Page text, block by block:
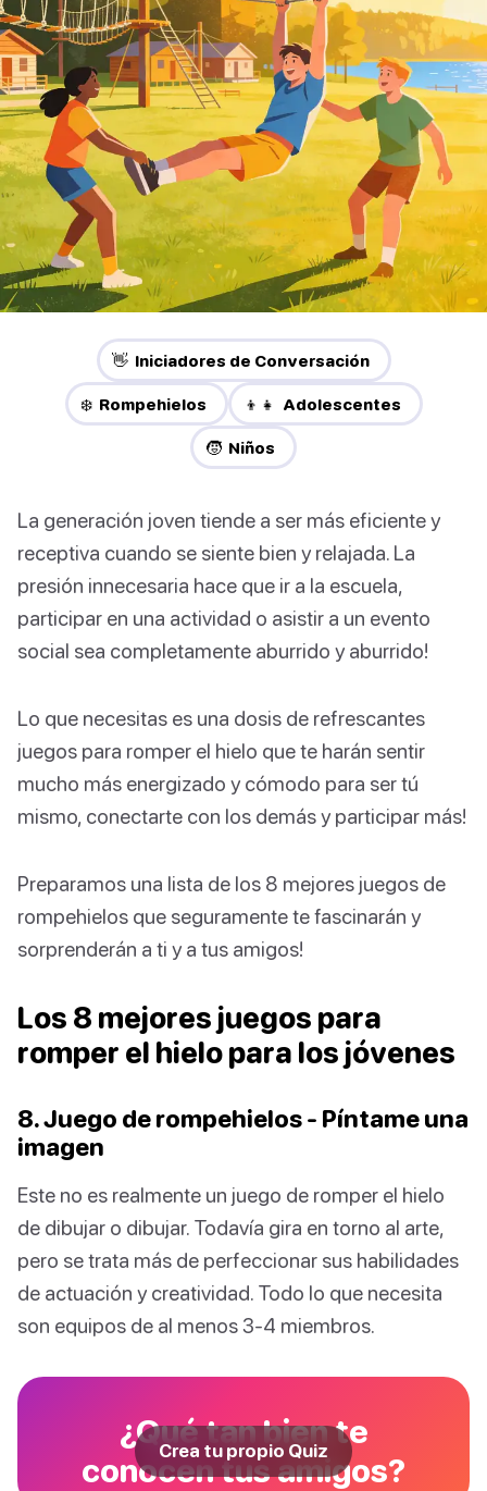
👋 Iniciadores de Conversación
❄️ Rompehielos 👦👧 Adolescentes
🧒 Niños
La generación joven tiende a ser más eficiente y
receptiva cuando se siente bien y relajada. La
presión innecesaria hace que ir a la escuela,
participar en una actividad o asistir a un evento
social sea completamente aburrido y aburrido!
Lo que necesitas es una dosis de refrescantes
juegos para romper el hielo que te harán sentir
mucho más energizado y cómodo para ser tú
mismo, conectarte con los demás y participar más!
Preparamos una lista de los 8 mejores juegos de
rompehielos que seguramente te fascinarán y
sorprenderán a ti y a tus amigos!
Los 8 mejores juegos para
romper el hielo para los jóvenes
8. Juego de rompehielos - Píntame una
imagen
Este no es realmente un juego de romper el hielo
de dibujar o dibujar. Todavía gira en torno al arte,
pero se trata más de perfeccionar sus habilidades
de actuación y creatividad. Todo lo que necesita
son equipos de al menos 3-4 miembros.
¿Qué tan bien te
conocen tus amigos?
Crea tu propio Quiz